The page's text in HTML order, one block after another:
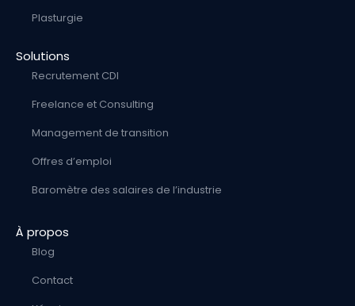
Plasturgie
Solutions
Recrutement CDI
Freelance et Consulting
Management de transition
Offres d’emploi
Baromètre des salaires de l’industrie
À propos
Blog
Contact